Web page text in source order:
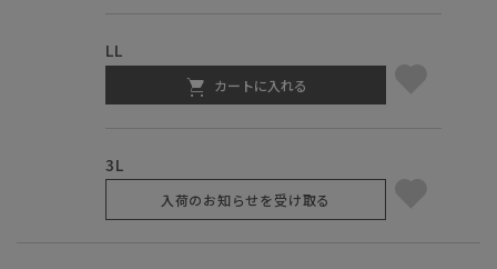
LL
カートに入れる
3L
入荷のお知らせを受け取る